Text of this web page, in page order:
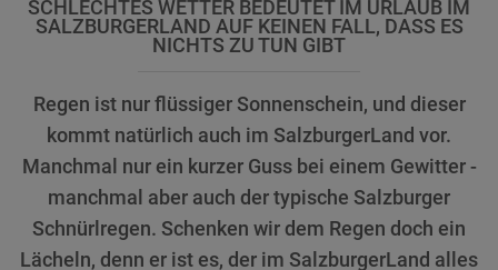
SCHLECHTES WETTER BEDEUTET IM URLAUB IM
SALZBURGERLAND AUF KEINEN FALL, DASS ES
NICHTS ZU TUN GIBT
Regen ist nur flüssiger Sonnenschein, und dieser
kommt natürlich auch im SalzburgerLand vor.
Manchmal nur ein kurzer Guss bei einem Gewitter -
manchmal aber auch der typische Salzburger
Schnürlregen. Schenken wir dem Regen doch ein
Lächeln, denn er ist es, der im SalzburgerLand alles